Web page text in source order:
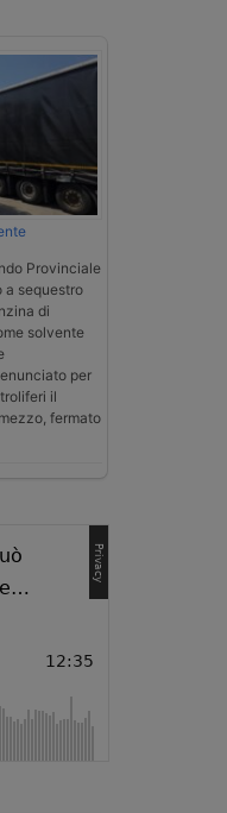
Provinciale
a sequestro
di
solvente
per
il
fermato